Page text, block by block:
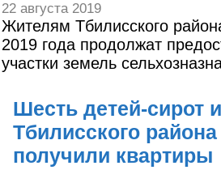
22 августа 2019
Жителям Тбилисского
2019 года продолжат
участки земель
Шесть детей-сирот
Тбилисского района
получили квартиры